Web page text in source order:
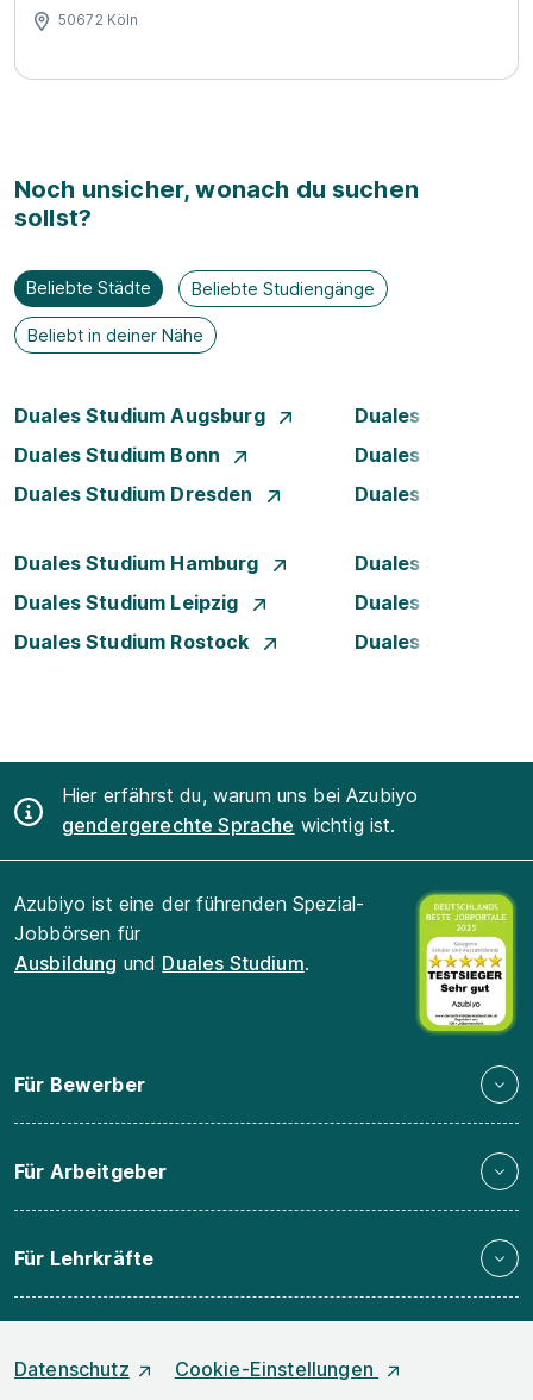
50672 Köln
Noch unsicher, wonach du suchen
sollst?
Beliebte Städte Beliebte Studiengänge
Beliebt in deiner Nähe
Duales Studium Augsburg
Duales Studium
Duales Studium Bonn
Duales Studium
Duales Studium Dresden
Duales Studium
Duales Studium Hamburg
Duales Studium
Duales Studium Leipzig
Duales Studium
Duales Studium Rostock
Duales Studium
Hier erfährst du, warum uns bei Azubiyo
gendergerechte Sprache wichtig ist.
Azubiyo ist eine der führenden Spezial-
Jobbörsen für
Ausbildung und Duales Studium.
Für Bewerber
Für Arbeitgeber
Für Lehrkräfte
Datenschutz
Cookie-Einstellungen